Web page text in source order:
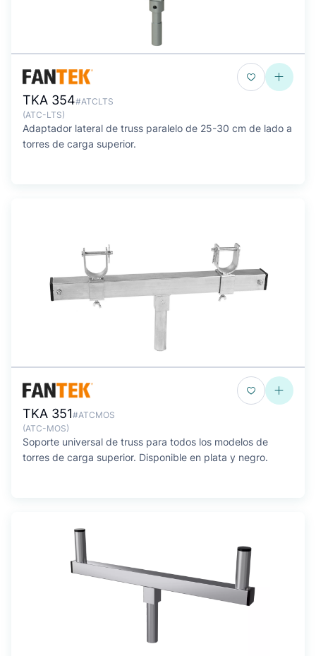
TKA 354#ATCLTS
(ATC-LTS)
Adaptador lateral de truss paralelo de 25-30 cm de lado a
torres de carga superior.
TKA 351#ATCMOS
(ATC-MOS)
Soporte universal de truss para todos los modelos de
torres de carga superior. Disponible en plata y negro.